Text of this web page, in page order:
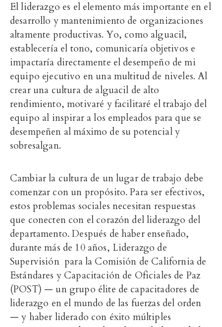
El liderazgo es el elemento más importante en el
desarrollo y mantenimiento de organizaciones
altamente productivas. Yo, como alguacil,
establecería el tono, comunicaría objetivos e
impactaría directamente el desempeño de mi
equipo ejecutivo en una multitud de niveles. Al
crear una cultura de alguacil de alto
rendimiento, motivaré y facilitaré el trabajo del
equipo al inspirar a los empleados para que se
desempeñen al máximo de su potencial y
sobresalgan.
Cambiar la cultura de un lugar de trabajo debe
comenzar con un propósito. Para ser efectivos,
estos problemas sociales necesitan respuestas
que conecten con el corazón del liderazgo del
departamento. Después de haber enseñado,
durante más de 10 años, Liderazgo de
Supervisión para la Comisión de California de
Estándares y Capacitación de Oficiales de Paz
(POST) — un grupo élite de capacitadores de
liderazgo en el mundo de las fuerzas del orden
— y haber liderado con éxito múltiples